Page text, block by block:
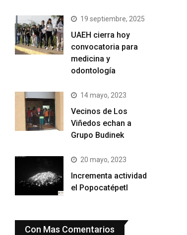
19 septiembre, 2025
UAEH cierra hoy
convocatoria para
medicina y
odontología
14 mayo, 2023
Vecinos de Los
Viñedos echan a
Grupo Budinek
20 mayo, 2023
Incrementa actividad
el Popocatépetl
Con Mas Comentarios